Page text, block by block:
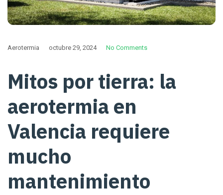
Aerotermia octubre 29, 2024 No Comments
Mitos por tierra: la
aerotermia en
Valencia requiere
mucho
mantenimiento